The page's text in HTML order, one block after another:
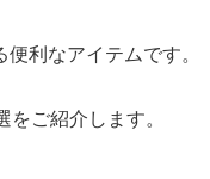
利なアイテムです。
ご紹介します。